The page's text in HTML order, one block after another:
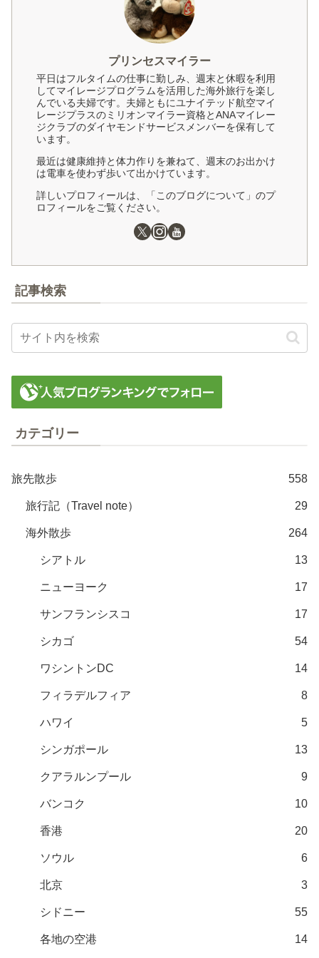
プリンセスマイラー
平日はフルタイムの仕事に勤しみ、週末と休暇を利用
してマイレージプログラムを活用した海外旅行を楽し
んでいる夫婦です。夫婦ともにユナイテッド航空マイ
レージプラスのミリオンマイラー資格とANAマイレー
ジクラブのダイヤモンドサービスメンバーを保有して
います。
最近は健康維持と体力作りを兼ねて、週末のお出かけ
は電車を使わず歩いて出かけています。
詳しいプロフィールは、「このブログについて」のプ
ロフィールをご覧ください。
記事検索
カテゴリー
旅先散歩 558
旅行記（Travel note） 29
海外散歩 264
シアトル 13
ニューヨーク 17
サンフランシスコ 17
シカゴ 54
ワシントンDC 14
フィラデルフィア 8
ハワイ 5
シンガポール 13
クアラルンプール 9
バンコク 10
香港 20
ソウル 6
北京 3
シドニー 55
各地の空港 14